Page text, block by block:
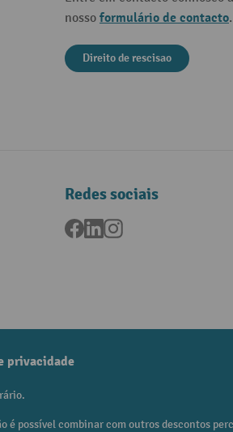
nosso formulário de contacto.
Direito de rescisao
Redes sociais
Facebook
LinkedInInstagram
privacidade
é possível combinar com outros descontos